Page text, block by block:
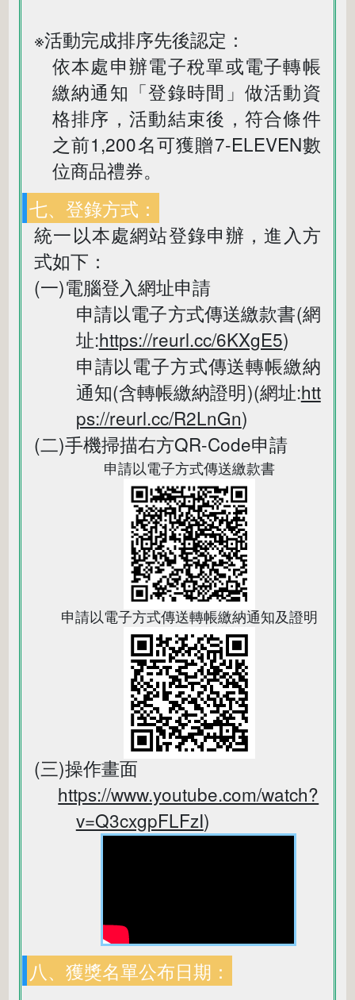
※活動完成排序先後認定：
依本處申辦電子稅單或電子轉帳
繳納通知「登錄時間」做活動資
格排序，活動結束後，符合條件
之前1,200名可獲贈7-ELEVEN數
位商品禮券。
七、登錄方式：
統一以本處網站登錄申辦，進入方
式如下：
(一)電腦登入網址申請
申請以電子方式傳送繳款書(網
址:https://reurl.cc/6KXgE5)
申請以電子方式傳送轉帳繳納
通知(含轉帳繳納證明)(網址:htt
ps://reurl.cc/R2LnGn)
(二)手機掃描右方QR-Code申請
申請以電子方式傳送繳款書
申請以電子方式傳送轉帳繳納通知及證明
(三)操作畫面
https://www.youtube.com/watch?
v=Q3cxgpFLFzI)
八、獲獎名單公布日期：